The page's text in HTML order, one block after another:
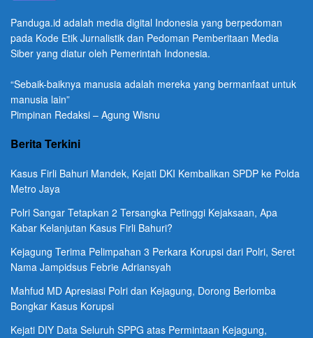
Panduga.id adalah media digital Indonesia yang berpedoman
pada Kode Etik Jurnalistik dan Pedoman Pemberitaan Media
Siber yang diatur oleh Pemerintah Indonesia.
“Sebaik-baiknya manusia adalah mereka yang bermanfaat untuk
manusia lain”
Pimpinan Redaksi – Agung Wisnu
Berita Terkini
Kasus Firli Bahuri Mandek, Kejati DKI Kembalikan SPDP ke Polda
Metro Jaya
Polri Sangar Tetapkan 2 Tersangka Petinggi Kejaksaan, Apa
Kabar Kelanjutan Kasus Firli Bahuri?
Kejagung Terima Pelimpahan 3 Perkara Korupsi dari Polri, Seret
Nama Jampidsus Febrie Adriansyah
Mahfud MD Apresiasi Polri dan Kejagung, Dorong Berlomba
Bongkar Kasus Korupsi
Kejati DIY Data Seluruh SPPG atas Permintaan Kejagung,